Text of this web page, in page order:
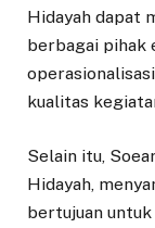
Hidayah dapat
berbagai pihak
kualitas
Selain itu,
Hidayah,
bertujuan